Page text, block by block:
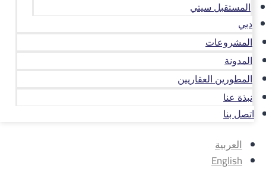
المستقبل سيتي
دبي
المشروعات
المدونة
المطورين العقاريين
نبذة عنا
اتصل بنا
العربية
English